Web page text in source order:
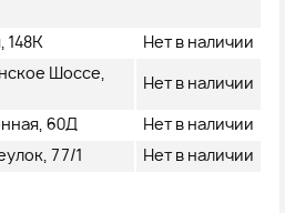
148К
Нет в наличии
Шоссе,
Нет в наличии
60Д
Нет в наличии
77/1
Нет в наличии